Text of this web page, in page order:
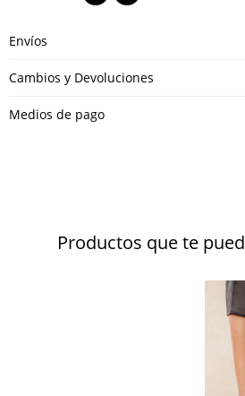
Envíos
Cambios y Devoluciones
Medios de pago
Productos que te